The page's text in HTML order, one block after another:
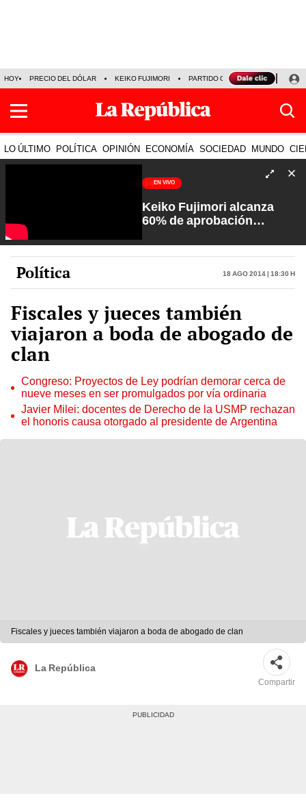
HOY PRECIO DEL DÓLAR KEIKO FUJIMORI PARTIDO OBRAS ARMONÍA 10
LO ÚLTIMO POLÍTICA OPINIÓN ECONOMÍA SOCIEDAD MUNDO
EN VIVO
Keiko Fujimori alcanza
60% de aprobación
Rosa María Palacios
Política 18 Ago 2014 | 18:30 h
Fiscales y jueces también
viajaron a boda de abogado de
clan
Congreso: Proyectos de Ley podrían demorar cerca de
nueve meses en ser promulgados por vía ordinaria
Javier Milei: docentes de Derecho de la USMP rechazan
el honoris causa otorgado al presidente de Argentina
Fiscales y jueces también viajaron a boda de abogado de clan
La República
Compartir